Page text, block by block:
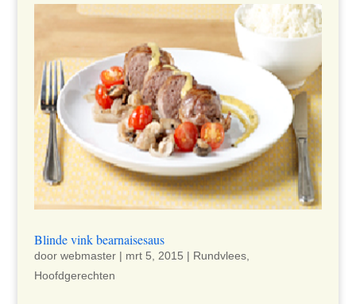
Blinde vink bearnaisesaus
door webmaster| mrt 5, 2015 | Rundvlees,
Hoofdgerechten